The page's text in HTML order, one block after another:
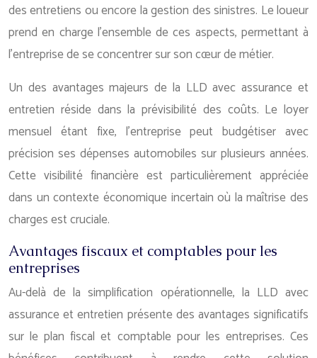
des entretiens ou encore la gestion des sinistres. Le loueur
prend en charge l’ensemble de ces aspects, permettant à
l’entreprise de se concentrer sur son cœur de métier.
Un des avantages majeurs de la LLD avec assurance et
entretien réside dans la prévisibilité des coûts. Le loyer
mensuel étant fixe, l’entreprise peut budgétiser avec
précision ses dépenses automobiles sur plusieurs années.
Cette visibilité financière est particulièrement appréciée
dans un contexte économique incertain où la maîtrise des
charges est cruciale.
Avantages fiscaux et comptables pour les
entreprises
Au-delà de la simplification opérationnelle, la LLD avec
assurance et entretien présente des avantages significatifs
sur le plan fiscal et comptable pour les entreprises. Ces